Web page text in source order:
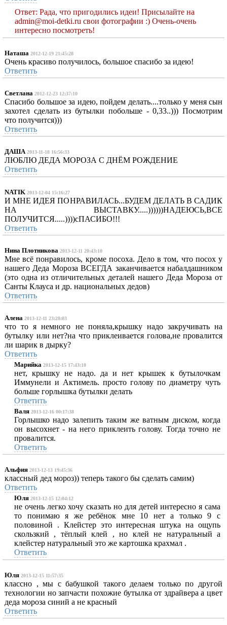
Ответ: Рада, что пригодились идеи! Присылайте на
admin@moi-detki.ru свои фотографии :) Очень-очень
интересно посмотреть!
Наташа 2012-12-19 21:45:28
Очень красиво получилось, большое спасибо за идею!
Ответить
Светлана 2012-12-23 12:37:10
Спасибо большое за идею, пойдем делать....только у меня сын
захотел сделать из бутылки побольше - 0,33..))) Посмотрим
что получится)))
Ответить
ДАША 2013-11-18 16:56:33
ЛЮБЛЮ ДЕДА МОРОЗА С ДНЁМ РОЖДЕНИЕ
Ответить
NATIK 2013-12-04 15:16:27
И МНЕ ИДЕЯ ПОНРАВИЛАСЬ...БУДЕМ ДЕЛАТЬ В САДИК
НА ВЫСТАВКУ.....))))))НАДЕЮСЬ,ВСЕ
ПОЛУЧИТСЯ.....))))сПАСИБО!!!
Ответить
Нина Плотникова 2013-12-11 20:43:10
Мне всё понравилось, кроме посоха. Дело в том, что посох у
нашего Деда Мороза ВСЕГДА заканчивается набалдашником
(это одна из отличительных деталей нашего Деда Мороза от
Санты Клауса и др. национальных дедов)
Ответить
Алена 2013-12-11 23:28:03
что то я немного не поняла,крышку надо закручивать на
бутылку или нет?на что приклеивается голова,не провалится
ли шарик в дырку?
Ответить
Марийка 2013-12-15 17:43:10
нет, крышку не надо. да и нет крышек к бутылочкам
Иммунели и Актимель. просто голову по диаметру чуть
больше горлышка бутылки делать
Ответить
Валя 2013-12-16 00:17:38
Горлышко надо залепить таким же ватным диском, когда
он высохнет - на него приклеить голову. Тогда точно не
провалится.
Ответить
Альфия 2013-12-13 19:45:36
классный дед мороз)) теперь такого бы сделать самим)
Ответить
Юля 2013-12-15 12:04:12
не очень легко хочу сказать но для детей интересно я сама
то понимаю я же ребёнок мне 10 нет а только 9 с
половиной . Клейстер это интересная штука на ощупь
скользкий , тёплый клей , но клей не натуральный а
клейстер натуральный это же картошка крахмал .
Ответить
Юля 2013-12-15 11:57:35
классно , мы с бабушкой такого делаем только по другой
технологии но запчасти похожие бутылка от здрайвера а цвет
деда мороза синий а не красный
Ответить